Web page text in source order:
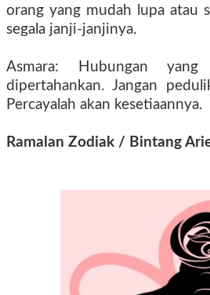
orang yang mudah lupa atau
segala janji-janjinya.
Asmara: Hubungan
dipertahankan. Jangan
Percayalah akan kesetiaannya.
Ramalan Zodiak / Bintang